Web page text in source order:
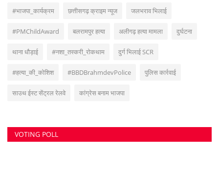
#भाजपा_कार्यक्रम छत्तीसगढ़ क्राइम न्यूज जलभराव भिलाई
#PMChildAward बलरामपुर हत्या अलीगढ़ हत्या मामला दुर्घटना
थाना धौड़ाई #नशा_तस्करी_रोकथाम दुर्ग भिलाई SCR
#हत्या_की_कोशिश #BBDBrahmdevPolice पुलिस कार्रवाई
साउथ ईस्ट सेंट्रल रेलवे कांग्रेस बनाम भाजपा
VOTING POLL